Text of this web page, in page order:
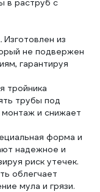
в раструб с
Изготовлен из
не подвержен
гарантируя
тройника
трубы под
и снижает
форма и
надежное и
риск утечек.
облегчает
мула и грязи.